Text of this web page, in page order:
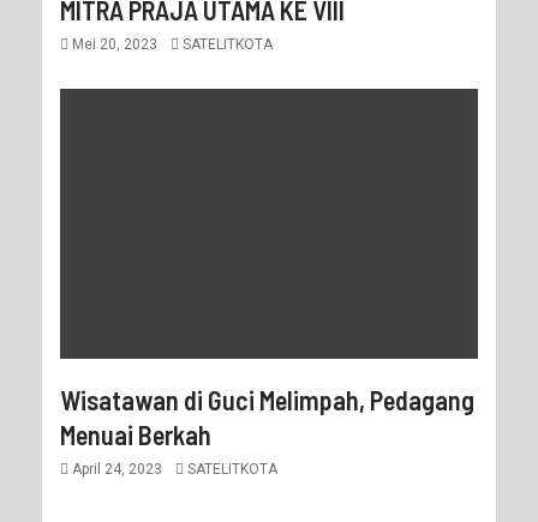
MITRA PRAJA UTAMA KE VIII
Mei 20, 2023 SATELITKOTA
Wisatawan di Guci Melimpah, Pedagang
Menuai Berkah
April 24, 2023 SATELITKOTA